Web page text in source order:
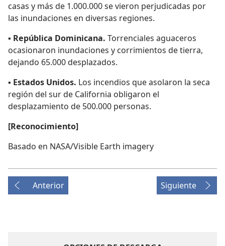
casas y más de 1.000.000 se vieron perjudicadas por
las inundaciones en diversas regiones.
▪ República Dominicana. Torrenciales aguaceros
ocasionaron inundaciones y corrimientos de tierra,
dejando 65.000 desplazados.
▪ Estados Unidos. Los incendios que asolaron la seca
región del sur de California obligaron el
desplazamiento de 500.000 personas.
[Reconocimiento]
Basado en NASA/Visible Earth imagery
Anterior Siguiente